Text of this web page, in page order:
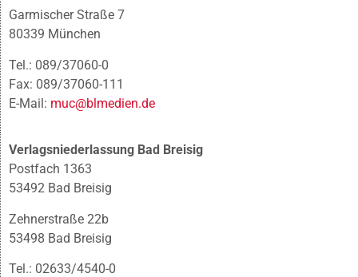
Garmischer Straße 7
80339 München
Tel.: 089/37060-0
Fax: 089/37060-111
E-Mail: muc@blmedien.de
Verlagsniederlassung Bad Breisig
Postfach 1363
53492 Bad Breisig
Zehnerstraße 22b
53498 Bad Breisig
Tel.: 02633/4540-0